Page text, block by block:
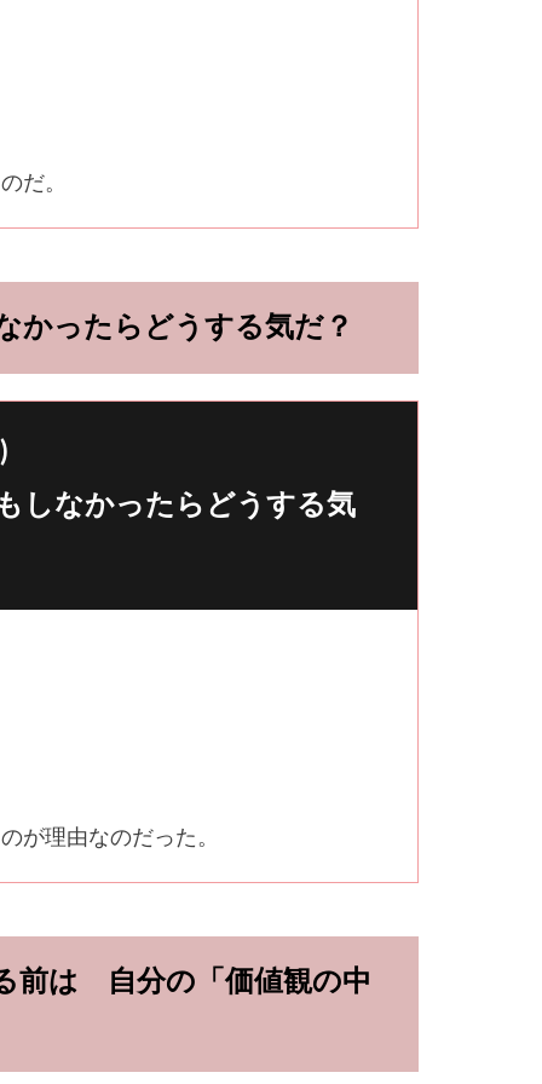
だ。
かったらどうする気だ？
しなかったらどうする気
が理由なのだった。
前は 自分の「価値観の中